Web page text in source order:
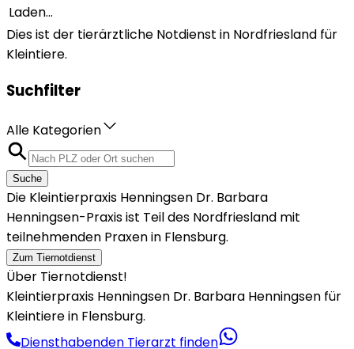
Laden...
Dies ist der tierärztliche Notdienst in Nordfriesland für
Kleintiere.
Suchfilter
Alle Kategorien
Suche
Die Kleintierpraxis Henningsen Dr. Barbara
Henningsen-Praxis ist Teil des Nordfriesland mit
teilnehmenden Praxen in Flensburg.
Zum Tiernotdienst
Über Tiernotdienst!
Kleintierpraxis Henningsen Dr. Barbara Henningsen für
Kleintiere in Flensburg.
Diensthabenden Tierarzt finden